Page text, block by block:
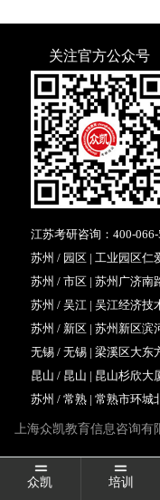
关注官方公众号
江苏考研咨询： 400-
苏州 / 园区 | 工业园区仁
苏州 / 市区 | 苏州广济南
苏州 / 吴江 | 吴江经济技
苏州 / 新区 | 苏州新区滨
无锡 / 无锡 | 梁溪区大东
昆山 / 昆山 | 昆山杉欣大
苏州 / 常熟 | 常熟市环城
上海众凯教育信息咨询有
众凯 培训